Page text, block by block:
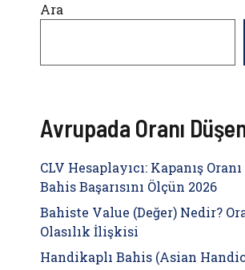
Ara
Avrupada Oranı
CLV Hesaplayıcı: Kapanış
Bahis Başarısını Ölçün 2026
Bahiste Value (Değer) Nedir?
Olasılık İlişkisi
Handikaplı Bahis (Asian